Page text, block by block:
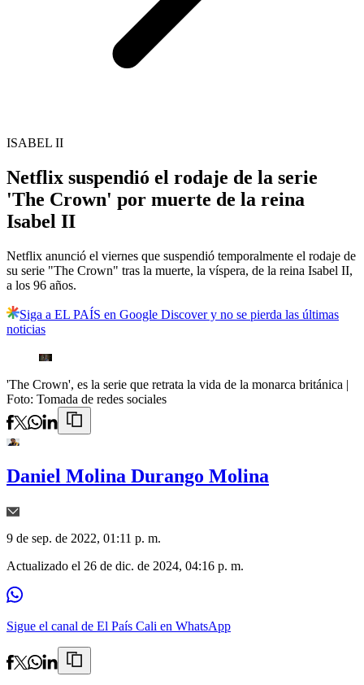
ISABEL II
Netflix suspendió el rodaje de la serie
'The Crown' por muerte de la reina
Isabel II
Netflix anunció el viernes que suspendió temporalmente el rodaje de
su serie "The Crown" tras la muerte, la víspera, de la reina Isabel II,
a los 96 años.
Siga a EL PAÍS en Google Discover y no se pierda las últimas
noticias
'The Crown', es la serie que retrata la vida de la monarca británica |
Foto: Tomada de redes sociales
Daniel Molina Durango Molina
9 de sep. de 2022, 01:11 p. m.
Actualizado el 26 de dic. de 2024, 04:16 p. m.
Sigue el canal de El País Cali en WhatsApp